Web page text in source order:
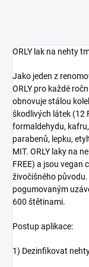
ORLY lak na nehty
Jako jeden z
ORLY pro každé
obnovuje stálou
škodlivých látek (12
formaldehydu,
parabenů, lepku,
MIT. ORLY laky na
FREE) a jsou vegan
živočišného
pogumovaným
600 štětinami.
Postup aplikace:
1) Dezinfikovat